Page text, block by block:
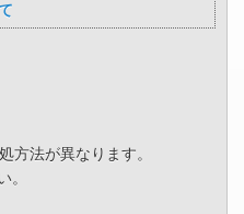
方法が異なります。
。